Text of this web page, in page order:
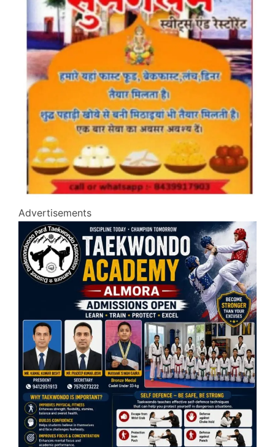
Advertisements